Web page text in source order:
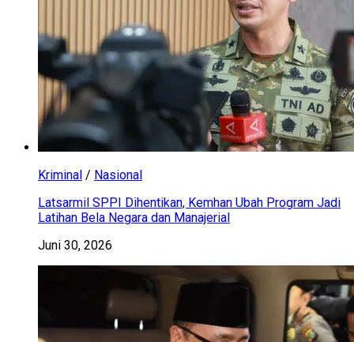
Kriminal / Nasional
Latsarmil SPPI Dihentikan, Kemhan Ubah Program Jadi
Latihan Bela Negara dan Manajerial
Juni 30, 2026